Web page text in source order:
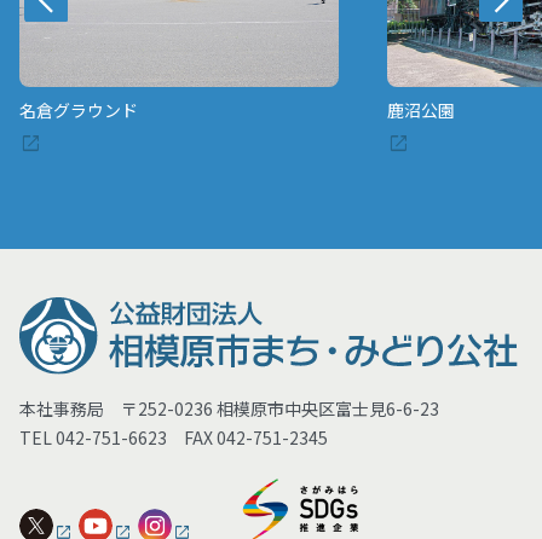
名倉グラウンド 鹿沼公園
本社事務局 〒252-0236 相模原市中央区富士見6-6-23
TEL 042-751-6623 FAX 042-751-2345